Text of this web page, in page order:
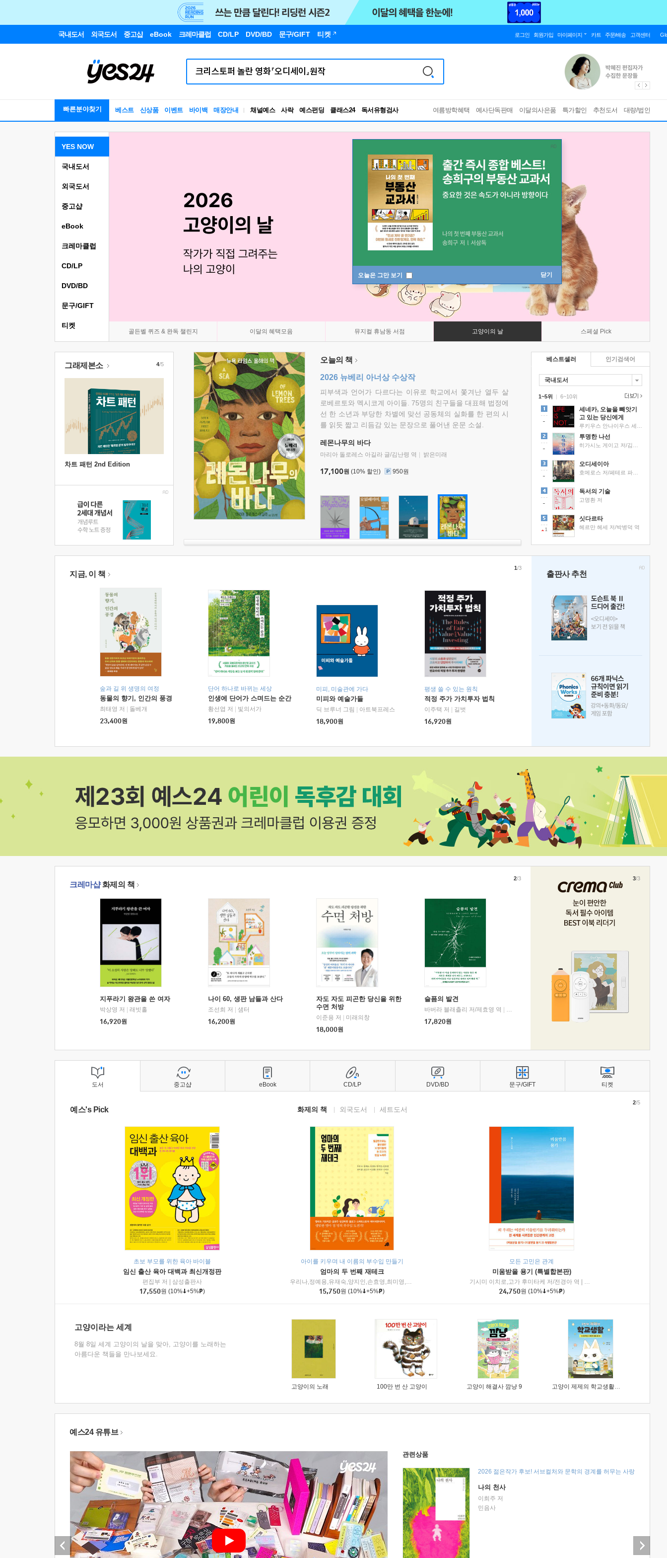
국내도서 외국도서 중고샵 eBook 크레마클럽 CD/LP DVD/BD 문구/GIFT 티켓 로그인 회원가입 마이페이지 카트 주문/배송 고객센터
빠른분야찾기 베스트 신상품 이벤트 바이백 매장안내 채널예스 사락 예스펀딩 클래스24
RBTI Lab
독서유형검사
여름방학혜택 예사단독판매 이달의사은품 특가할인 추천도서 대량/법인
오늘은 그만 보기 닫기
YES NOW
골든벨 퀴즈 & 완독 챌린지 이달의 혜택모음 뮤지컬 휴남동 서점 고양이의 날 스페셜 Pick
국내도서
외국도서
중고샵
eBook
크레마클럽
CD/LP
DVD/BD
문구/GIFT
티켓
그래제본소
차트 패턴 2nd Edition
4/5 오늘의 책
2026 뉴베리 아너상 수상작
피부색과 언어가 다르다는 이유로 학교에서 쫓겨난 열두 살
로베르토와 멕시코계 아이들. 75명의 친구들을 대표해 법정에
선 한 소년과 부당한 차별에 맞선 공동체의 실화를 한 편의 시
를 읽듯 짧고 리듬감 있는 문장으로 풀어낸 운문 소설.
레몬나무의 바다
마리아 돌로레스 아길라 글/김난령 역 밝은미래
17,100원 (10% 할인) 950원
베스트셀러
국내도서
1~5위 |
세네카, 오늘을 빼앗기
고 있는 당신에게
투명한 나선
오디세이아
독서의 기술
고명환 저
1
싯다르타
헤르만 헤세 저/박병덕 역
6~10위
인기검색어
지금, 이 책
숲과 길 위 생명의 여정
동물의 향기, 인간의 풍경
최태영 저
돌베개
23,400원
단어 하나로 바뀌는 세상
인생에 단어가 스며드는 순간
황선엽 저
빛의서가
19,800원
미피, 미술관에 가다
미피와 예술가들
딕 브루너 그림
아트북프레스
18,900원
평생 쓸 수 있는 원칙
적정 주가 가치투자 법칙
이주택 저
길벗
16,920원
1/3
출판사 추천
크레마샵화제의 책
지푸라기 왕관을 쓴 여자
박상영 저
래빗홀
16,920원
나이 60, 생판 남들과 산다
조선희 저
샘터
16,200원
자도 자도 피곤한 당신을 위한
수면 처방
이준용 저
미래의창
18,000원
슬픔의 발견
바버라 블래츨리 저/제효영 역
디플롯
17,820원
2/3 3/3
도서
예스's Pick 화제의 책 외국도서 세트도서
초보 부모를 위한 육아 바이블
임신 출산 육아 대백과 최신개정판
편집부 저
삼성출판사
17,550원 (10% +5% )
아이를 키우며 내 이름의 부수입 만들기
엄마의 두 번째 재테크
우리나,정예용,유재숙,양지인,손효영,최미영,조민주,이진현,차미숙,서미숙 저 | 제이브리즈북스
15,750원 (10% +5% )
모든 고민은 관계
미움받을 용기 (특별합본판)
기시미 이치로,고가 후미타케 저/전경아 역
인플루엔셜
24,750원 (10% +5% )
2/5
고양이라는 세계
8월 8일 세계 고양이의 날을 맞아, 고양이를 노래하는
아름다운 책들을 만나보세요.
고양이의 노래 100만 번 산 고양이 고양이 해결사 깜냥 9 고양이 제제의 학교생활 1 : 초등학생이 이렇게 힘들 줄이야
중고샵 eBook CD/LP DVD/BD 문구/GIFT 티켓
예스24 유튜브
관련상품
2026 젊은작가 후보! 서브컬처와 문학의 경계를 허무는 사랑
나의 천사
이희주 저
민음사